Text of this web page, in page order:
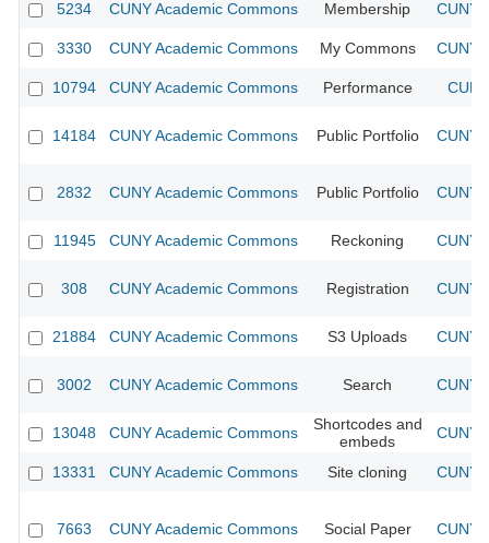
5234 CUNY Academic Commons Membership CUNY
3330 CUNY Academic Commons My Commons CUNY
10794 CUNY Academic Commons Performance
14184 CUNY Academic Commons Public Portfolio CUNY
2832 CUNY Academic Commons Public Portfolio CUNY
11945 CUNY Academic Commons Reckoning CUNY
308 CUNY Academic Commons Registration CUNY
21884 CUNY Academic Commons S3 Uploads CUNY
3002 CUNY Academic Commons Search CUNY
13048 CUNY Academic Commons
Shortcodes and
embeds
CUNY
13331 CUNY Academic Commons Site cloning CUNY
7663 CUNY Academic Commons Social Paper CUNY